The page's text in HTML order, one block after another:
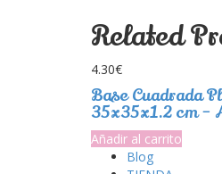
Related
4.30€
Base Cuadrada
35x35x1.2 cm –
Añadir al carrito
Blog